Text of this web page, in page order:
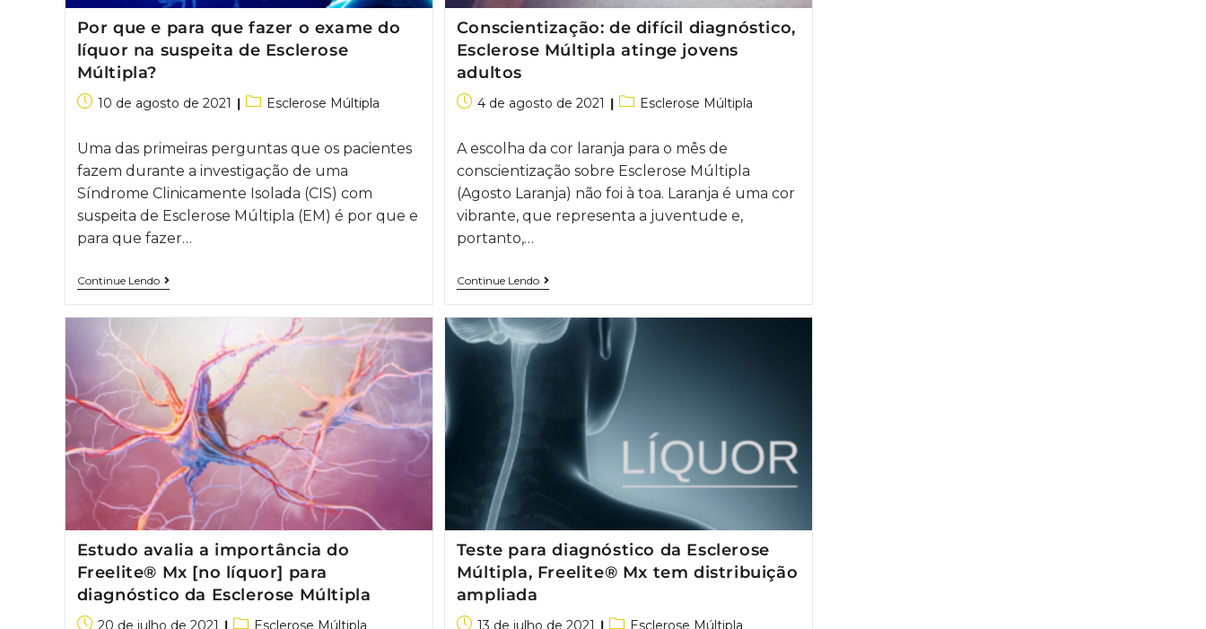
Por que e para que fazer o exame do
líquor na suspeita de Esclerose
Múltipla?
10 de agosto de 2021 Esclerose Múltipla
Uma das primeiras perguntas que os pacientes
fazem durante a investigação de uma
Síndrome Clinicamente Isolada (CIS) com
suspeita de Esclerose Múltipla (EM) é por que e
para que fazer…
Continue Lendo
Conscientização: de difícil diagnóstico,
Esclerose Múltipla atinge jovens
adultos
4 de agosto de 2021 Esclerose Múltipla
A escolha da cor laranja para o mês de
conscientização sobre Esclerose Múltipla
(Agosto Laranja) não foi à toa. Laranja é uma cor
vibrante, que representa a juventude e,
portanto,…
Continue Lendo
Estudo avalia a importância do
Freelite® Mx [no líquor] para
diagnóstico da Esclerose Múltipla
20 de julho de 2021 Esclerose Múltipla
Teste para diagnóstico da Esclerose
Múltipla, Freelite® Mx tem distribuição
ampliada
13 de julho de 2021 Esclerose Múltipla